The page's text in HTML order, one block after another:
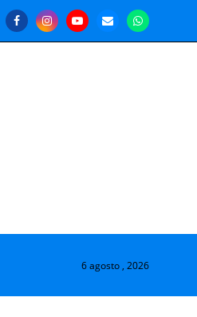
6 agosto , 2026